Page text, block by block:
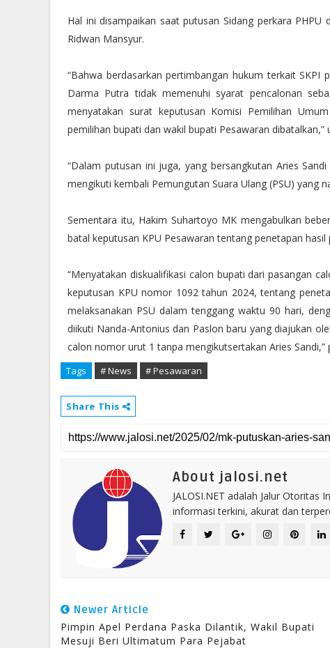
Hal ini disampaikan saat putusan Sidang perkara
Ridwan Mansyur.
“Bahwa berdasarkan pertimbangan hukum terkait
Darma Putra tidak memenuhi syarat pencalonan
menyatakan surat keputusan Komisi Pemilihan
pemilihan bupati dan wakil bupati Pesawaran
“Dalam putusan ini juga, yang bersangkutan Aries
mengikuti kembali Pemungutan Suara Ulang (PSU) yang
Sementara itu, Hakim Suhartoyo MK mengabulkan
batal keputusan KPU Pesawaran tentang penetapan
“Menyatakan diskualifikasi calon bupati dari pasangan
keputusan KPU nomor 1092 tahun 2024, tentang
melaksanakan PSU dalam tenggang waktu 90 hari,
diikuti Nanda-Antonius dan Paslon baru yang diajukan
calon nomor urut 1 tanpa mengikutsertakan Aries Sandi,”
Tags # News # Pesawaran
Share This
About jalosi.net
JALOSI.NET adalah Jalur
informasi terkini, akurat dan
Newer Article
Pimpin Apel Perdana Paska Dilantik, Wakil Bupati
Mesuji Beri Ultimatum Para Pejabat